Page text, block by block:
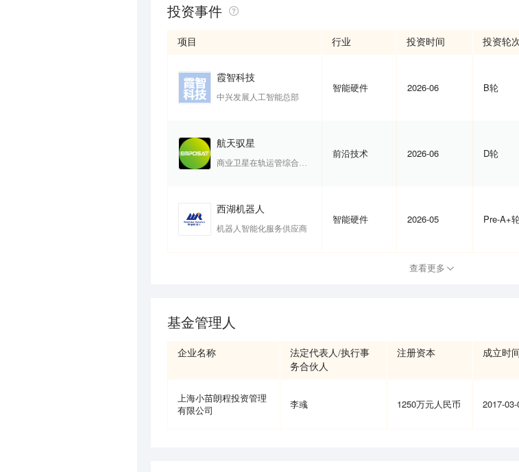
投资事件
项目 行业 投资时间 投资轮
霞智科技
中兴发展人工智能总部
智能硬件 2026-06 B轮
航天驭星
商业卫星在轨运管综合服务商
前沿技术 2026-06 D轮
西湖机器人
机器人智能化服务供应商
智能硬件 2026-05 Pre-A+
查看更多
基金管理人
企业名称
法定代表人/执行事
务合伙人
注册资本 成立时间
上海小苗朗程投资管理
有限公司
李彧 1250万元人民币 2017-